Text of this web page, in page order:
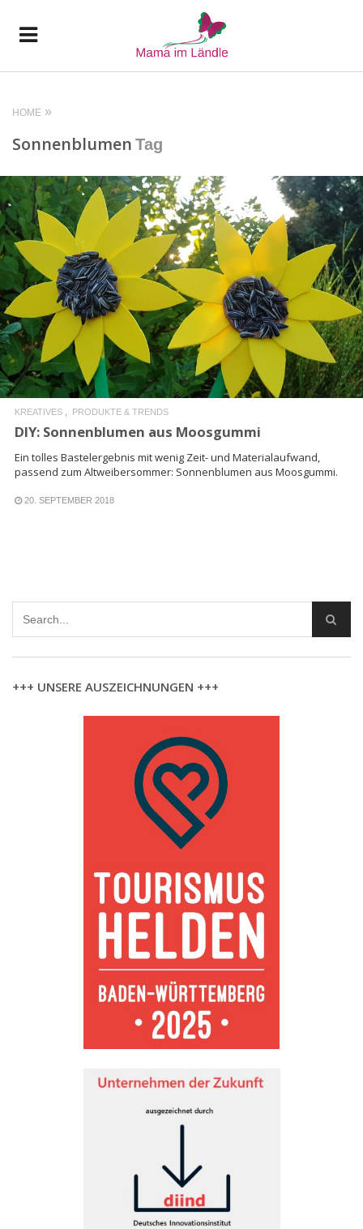
HOME
Sonnenblumen Tag
READ MORE
KREATIVES PRODUKTE & TRENDS
DIY: Sonnenblumen aus Moosgummi
Ein tolles Bastelergebnis mit wenig Zeit- und Materialaufwand,
passend zum Altweibersommer: Sonnenblumen aus Moosgummi.
20. SEPTEMBER 2018
+++ UNSERE AUSZEICHNUNGEN +++